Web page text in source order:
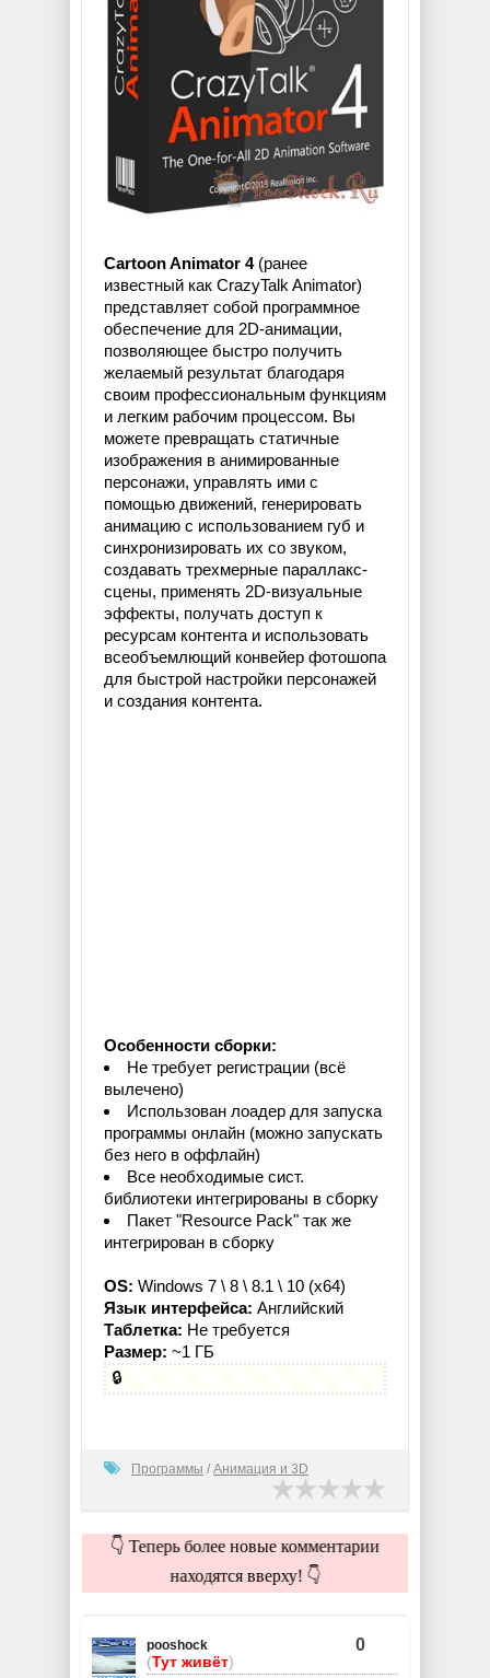
Cartoon Animator 4(ранее
известный как CrazyTalk Animator)
представляет собой программное
обеспечение для 2D-анимации,
позволяющее быстро получить
желаемый результат благодаря
своим профессиональным функциям
и легким рабочим процессом. Вы
можете превращать статичные
изображения в анимированные
персонажи, управлять ими с
помощью движений, генерировать
анимацию с использованием губ и
синхронизировать их со звуком,
создавать трехмерные параллакс-
сцены, применять 2D-визуальные
эффекты, получать доступ к
ресурсам контента и использовать
всеобъемлющий конвейер фотошопа
для быстрой настройки персонажей
и создания контента.
Особенности сборки:
Не требует регистрации (всё
вылечено)
Использован лоадер для запуска
программы онлайн (можно запускать
без него в оффлайн)
Все необходимые сист.
библиотеки интегрированы в сборку
Пакет "Resource Pack" так же
интегрирован в сборку
OS: Windows 7 \ 8 \ 8.1 \ 10 (x64)
Язык интерфейса: Английский
Таблетка: Не требуется
Размер: ~1 ГБ
🔒
Программы / Анимация и 3D
👇 Теперь более новые комментарии
находятся вверху! 👇
pooshock
(Тут живёт)
0